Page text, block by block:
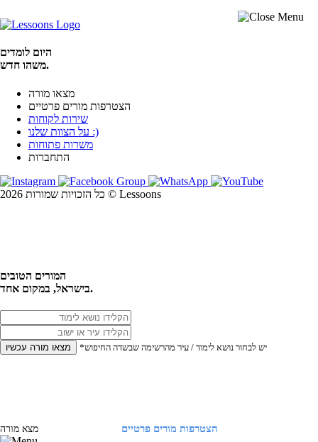
היום לומדים
משהו חדש.
מצאו מורה
הצטרפות מורים פרטיים
שירות לקוחות
על הצוות שלנו :)
משרות פתוחות
התחברות
כל הזכויות שמורות 2026 © Lessoons
המורים הטובים
בישראל, במקום אחד.
מצאו מורה עכשיו *יש לבחור נושא לימוד / עיר מהרשימה שבשדה החיפוש
הצטרפות מורים פרטיים מצא מורה